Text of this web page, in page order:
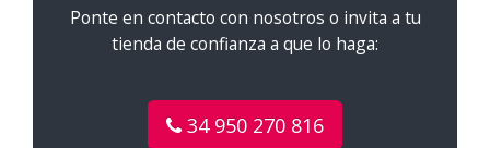
Ponte en contacto con nosotros o invita a tu
tienda de confianza a que lo haga:
34 950 270 816